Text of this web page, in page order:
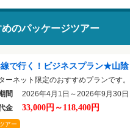
のパッケージツアー
で行く！ビジネスプラン★山陰
ーネット限定のおすすめプランです。
間 2026年4月1日～2026年9月30日
金
33,000円～118,400円
アー